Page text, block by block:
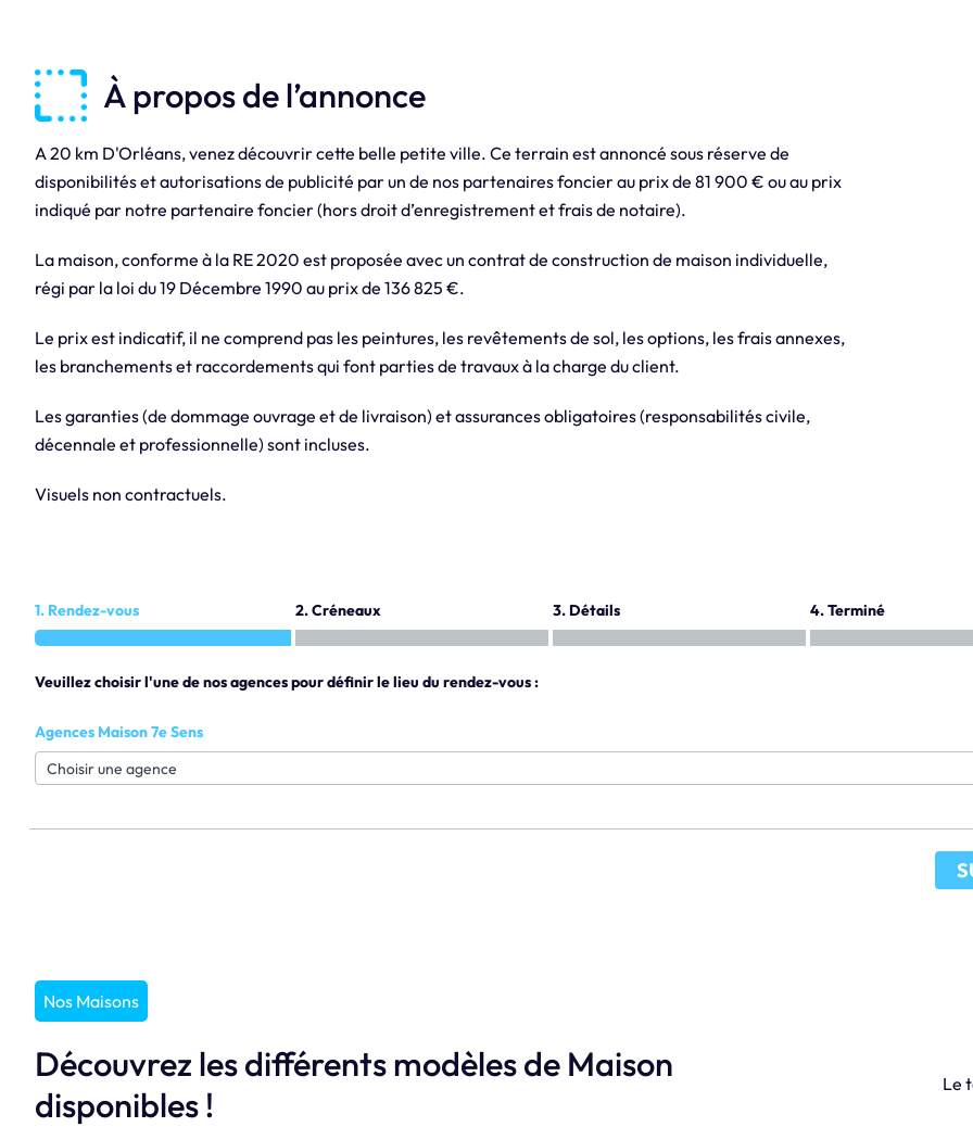
À propos de l’annonce
A 20 km D'Orléans, venez découvrir cette belle petite ville. Ce terrain est annoncé sous réserve de
disponibilités et autorisations de publicité par un de nos partenaires foncier au prix de 81 900 € ou au prix
indiqué par notre partenaire foncier (hors droit d’enregistrement et frais de notaire).
La maison, conforme à la RE 2020 est proposée avec un contrat de construction de maison individuelle,
régi par la loi du 19 Décembre 1990 au prix de 136 825 €.
Le prix est indicatif, il ne comprend pas les peintures, les revêtements de sol, les options, les frais annexes,
les branchements et raccordements qui font parties de travaux à la charge du client.
Les garanties (de dommage ouvrage et de livraison) et assurances obligatoires (responsabilités civile,
décennale et professionnelle) sont incluses.
Visuels non contractuels.
1. Rendez-vous 2. Créneaux 3. Détails 4. Terminé
Veuillez choisir l'une de nos agences pour définir le lieu du rendez-vous :
Agences Maison 7e Sens
Nos Maisons
Découvrez les différents modèles de Maison
disponibles !
Le